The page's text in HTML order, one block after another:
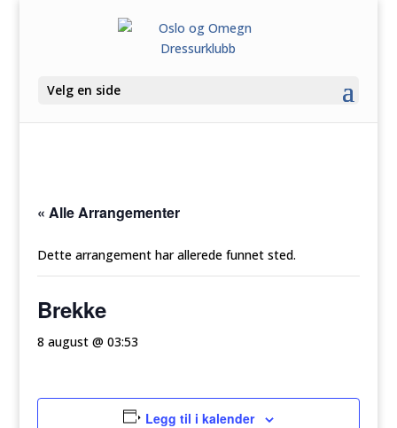
Velg en side
« Alle Arrangementer
Dette arrangement har allerede funnet sted.
Brekke
8 august @ 03:53
Legg til i kalender